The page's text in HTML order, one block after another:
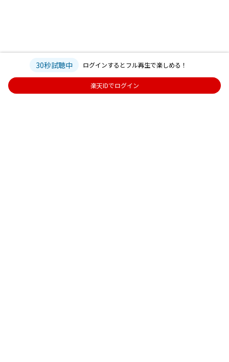
30秒試聴中 ログインするとフル再生で楽しめる！
楽天IDでログイン